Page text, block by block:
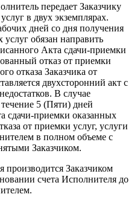
передает Заказчику
в двух экземплярах.
дней со дня получения
обязан направить
Акта сдачи-приемки
отказ от приемки
отказа Заказчика от
двухсторонний акт с
В случае
5 (Пяти) дней
сдачи-приемки оказанных
от приемки услуг, услуги
в полном объеме с
Заказчиком.
производится Заказчиком
счета Исполнителя до